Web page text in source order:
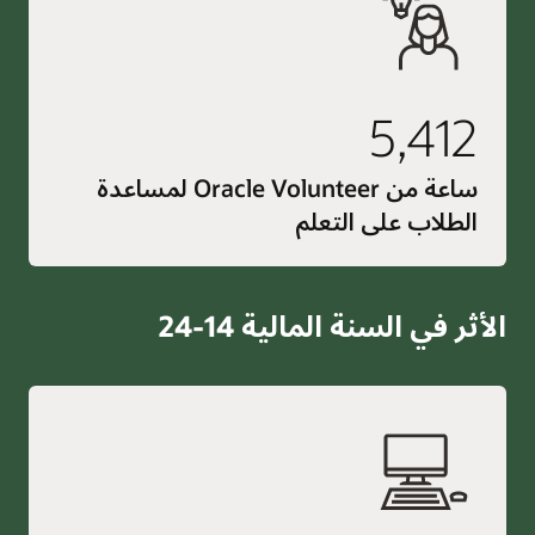
5,412
ساعة من Oracle Volunteer لمساعدة
الطلاب على التعلم
الأثر في السنة المالية 14-24